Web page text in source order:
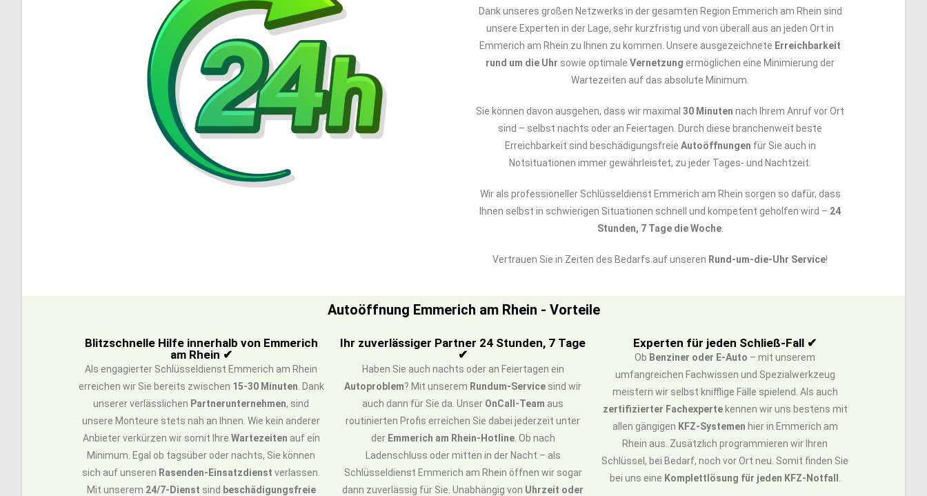
Dank unseres großen Netzwerks in der gesamten Region Emmerich am Rhein sind
unsere Experten in der Lage, sehr kurzfristig und von überall aus an jeden Ort in
Emmerich am Rhein zu Ihnen zu kommen. Unsere ausgezeichnete Erreichbarkeit
rund um die Uhr sowie optimale Vernetzung ermöglichen eine Minimierung der
Wartezeiten auf das absolute Minimum.
Sie können davon ausgehen, dass wir maximal 30 Minuten nach Ihrem Anruf vor Ort
sind – selbst nachts oder an Feiertagen. Durch diese branchenweit beste
Erreichbarkeit sind beschädigungsfreie Autoöffnungen für Sie auch in
Notsituationen immer gewährleistet, zu jeder Tages- und Nachtzeit.
Wir als professioneller Schlüsseldienst Emmerich am Rhein sorgen so dafür, dass
Ihnen selbst in schwierigen Situationen schnell und kompetent geholfen wird – 24
Stunden, 7 Tage die Woche.
Vertrauen Sie in Zeiten des Bedarfs auf unseren Rund-um-die-Uhr Service!
Autoöffnung Emmerich am Rhein - Vorteile
Blitzschnelle Hilfe innerhalb von Emmerich
am Rhein ✔
Als engagierter Schlüsseldienst Emmerich am Rhein
erreichen wir Sie bereits zwischen 15-30 Minuten . Dank
unserer verlässlichen Partnerunternehmen, sind
unsere Monteure stets nah an Ihnen. Wie kein anderer
Anbieter verkürzen wir somit Ihre Wartezeiten auf ein
Minimum. Egal ob tagsüber oder nachts, Sie können
sich auf unseren Rasenden-Einsatzdienst verlassen.
Mit unserem 24/7-Dienst sind beschädigungsfreie
Ihr zuverlässiger Partner 24 Stunden, 7 Tage
✔
Haben Sie auch nachts oder an Feiertagen ein
Autoproblem? Mit unserem Rundum-Service sind wir
auch dann für Sie da. Unser OnCall-Team aus
routinierten Profis erreichen Sie dabei jederzeit unter
der Emmerich am Rhein-Hotline. Ob nach
Ladenschluss oder mitten in der Nacht – als
Schlüsseldienst Emmerich am Rhein öffnen wir sogar
dann zuverlässig für Sie. Unabhängig von Uhrzeit oder
Experten für jeden Schließ-Fall ✔
Ob Benziner oder E-Auto – mit unserem
umfangreichen Fachwissen und Spezialwerkzeug
meistern wir selbst knifflige Fälle spielend. Als auch
zertifizierter Fachexpertekennen wir uns bestens mit
allen gängigen KFZ-Systemen hier in Emmerich am
Rhein aus. Zusätzlich programmieren wir Ihren
Schlüssel, bei Bedarf, noch vor Ort neu. Somit finden Sie
bei uns eine Komplettlösung für jeden KFZ-Notfall